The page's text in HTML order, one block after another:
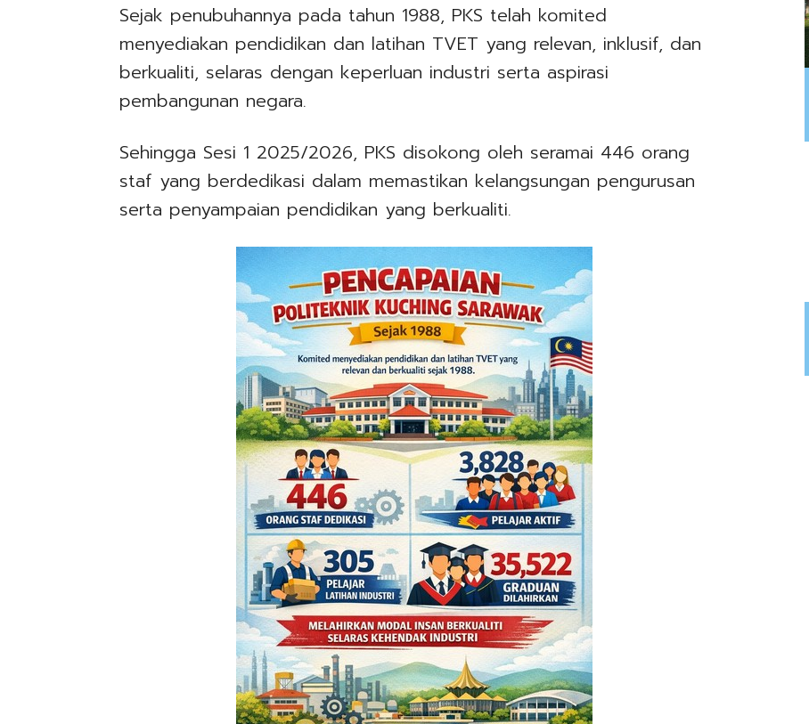
Sejak penubuhannya pada tahun 1988, PKS telah komited
menyediakan pendidikan dan latihan TVET yang relevan, inklusif, dan
berkualiti, selaras dengan keperluan industri serta aspirasi
pembangunan negara.
Sehingga Sesi 1 2025/2026, PKS disokong oleh seramai 446 orang
staf yang berdedikasi dalam memastikan kelangsungan pengurusan
serta penyampaian pendidikan yang berkualiti.